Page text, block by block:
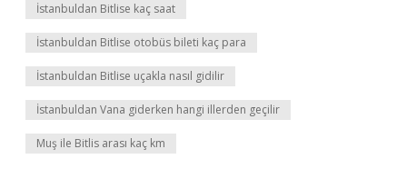
İstanbuldan Bitlise kaç saat
İstanbuldan Bitlise otobüs bileti kaç para
İstanbuldan Bitlise uçakla nasıl gidilir
İstanbuldan Vana giderken hangi illerden geçilir
Muş ile Bitlis arası kaç km